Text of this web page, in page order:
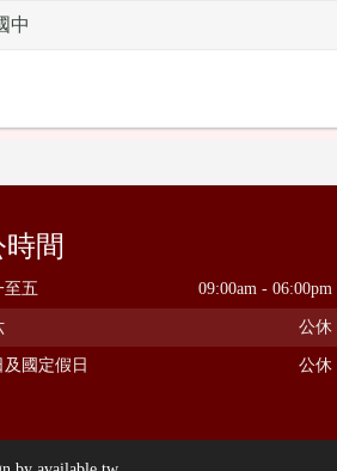
中
間
至五 09:00am - 06:00pm
公休
及國定假日 公休